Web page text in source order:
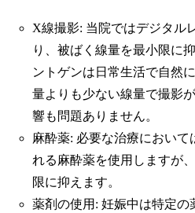
X線撮影: 当院ではデジタル
り、被ばく線量を最小限に
ントゲンは日常生活で自然
量よりも少ない線量で撮影
響も問題ありません。
麻酔薬: 必要な治療において
れる麻酔薬を使用しますが
限に抑えます。
薬剤の使用: 妊娠中は特定の